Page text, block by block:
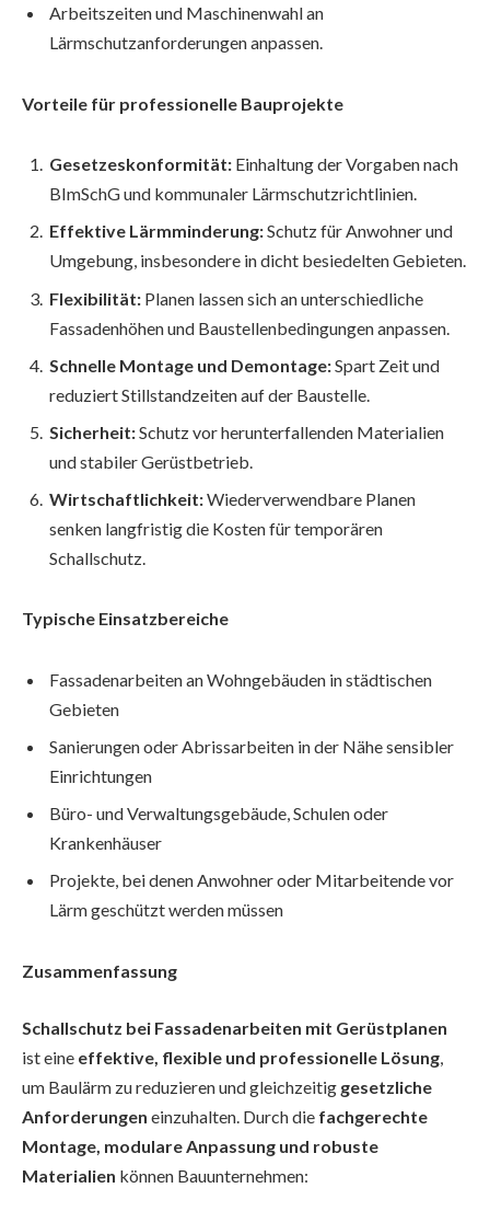
Arbeitszeiten und Maschinenwahl an
Lärmschutzanforderungen anpassen.
Vorteile für professionelle Bauprojekte
Gesetzeskonformität: Einhaltung der Vorgaben nach
BImSchG und kommunaler Lärmschutzrichtlinien.
Effektive Lärmminderung:Schutz für Anwohner und
Umgebung, insbesondere in dicht besiedelten Gebieten.
Flexibilität: Planen lassen sich an unterschiedliche
Fassadenhöhen und Baustellenbedingungen anpassen.
Schnelle Montage und Demontage:Spart Zeit und
reduziert Stillstandzeiten auf der Baustelle.
Sicherheit:Schutz vor herunterfallenden Materialien
und stabiler Gerüstbetrieb.
Wirtschaftlichkeit:Wiederverwendbare Planen
senken langfristig die Kosten für temporären
Schallschutz.
Typische Einsatzbereiche
Fassadenarbeiten an Wohngebäuden in städtischen
Gebieten
Sanierungen oder Abrissarbeiten in der Nähe sensibler
Einrichtungen
Büro- und Verwaltungsgebäude, Schulen oder
Krankenhäuser
Projekte, bei denen Anwohner oder Mitarbeitende vor
Lärm geschützt werden müssen
Zusammenfassung
Schallschutz bei Fassadenarbeiten mit Gerüstplanen
ist eine effektive, flexible und professionelle Lösung
um Baulärm zu reduzieren und gleichzeitig gesetzliche
Anforderungen einzuhalten. Durch die fachgerechte
Montage, modulare Anpassung und robuste
Materialien können Bauunternehmen: